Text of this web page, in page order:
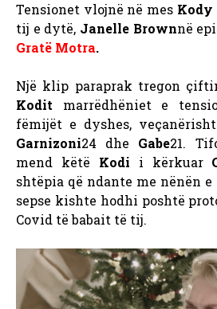
Tensionet vlojnë në mes Kody
tij e dytë, Janelle Brownnë
Gratë Motra.
Një klip paraprak tregon
Kodit marrëdhëniet e
fëmijët e dyshes,
Garnizoni24 dhe Gabe21.
mend këtë Kodi i kërkuar
shtëpia që ndante me nënën
sepse kishte hodhi poshtë
Covid të babait të tij.